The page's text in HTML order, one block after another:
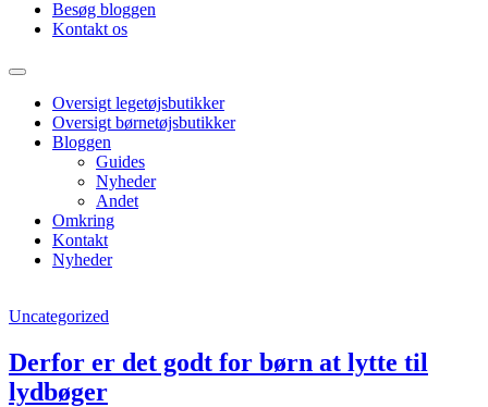
Besøg bloggen
Kontakt os
Oversigt legetøjsbutikker
Oversigt børnetøjsbutikker
Bloggen
Guides
Nyheder
Andet
Omkring
Kontakt
Nyheder
Uncategorized
Derfor er det godt for børn at lytte til
lydbøger